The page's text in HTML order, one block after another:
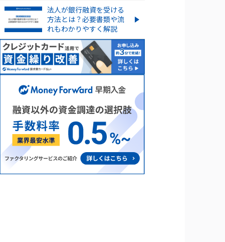
法人が銀行融資を受ける
方法とは？必要書類や流
れもわかりやすく解説